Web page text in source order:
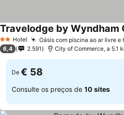
2 Estrelas
Hotel Oásis com piscina ao ar livre e
6,4 2.591 City of Commerce, a 5.1
De € 58
Consulte os preços de 10 sites